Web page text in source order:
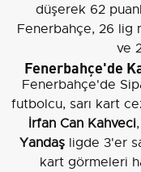
düşerek 62
Fenerbahçe, 26 lig
ve
Fenerbahçe'de
Fenerbahçe'de
futbolcu, sarı kart
İrfan Can Kahveci,
Yandaş ligde 3'er
kart görmeleri